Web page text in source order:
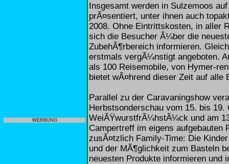
WERBUNG
Insgesamt werden in Sulzemoos
prÃ¤sentiert, unter ihnen auch
2008. Ohne Eintrittskosten, in aller
sich die Besucher Ã¼ber die
ZubehÃ¶rbereich informieren.
erstmals vergÃ¼nstigt angeboten.
als 100 Reisemobile, von Hymer-
bietet wÃ¤hrend dieser Zeit auf alle
Parallel zu der Caravaningshow
Herbstsonderschau vom 15. bis 19.
WeiÃŸwurstfrÃ¼hstÃ¼ck und am
Campertreff im eigens aufgebauten
zusÃ¤tzlich Family-Time: Die
und der MÃ¶glichkeit zum Basteln
neuesten Produkte informieren und